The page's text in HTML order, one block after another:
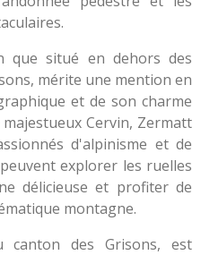
que situé en dehors des
mérite une mention en
et de son charme
Cervin, Zermatt
d'alpinisme et de
explorer les ruelles
délicieuse et profiter de
montagne.
canton des Grisons, est